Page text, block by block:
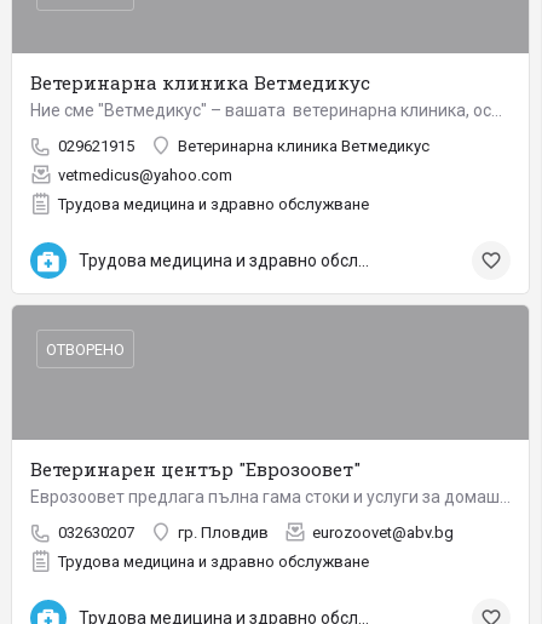
Ветеринарна клиника Ветмедикус
029621915
Ветеринарна клиника Ветмедикус
vetmedicus@yahoo.com
Трудова медицина и здравно обслужване
Ветеринарен център "Еврозоовет"
032630207 гр. Пловдив
eurozoovet@abv.bg
Трудова медицина и здравно обслужване
ОТВОРЕНО